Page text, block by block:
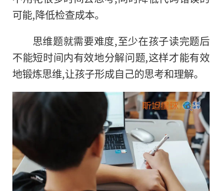
可能,降低检查成本。
思维题就需要难度,至少在孩子读完题后
不能短时间内有效地分解问题,这样才能有效
地锻炼思维,让孩子形成自己的思考和理解。